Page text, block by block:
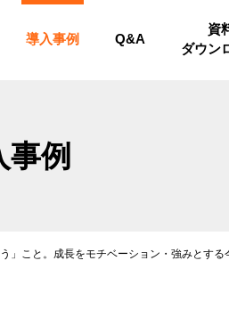
導入事例 Q&A
資
ダウン
事例
」こと。成長をモチベーション・強みとす